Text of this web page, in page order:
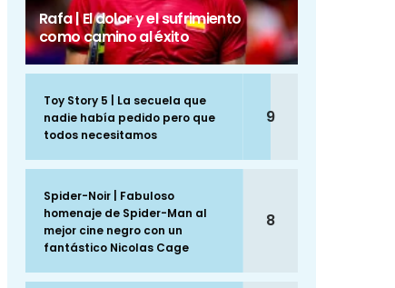
Rafa | El dolor y el sufrimiento
como camino al éxito
Toy Story 5 | La secuela que
nadie había pedido pero que
todos necesitamos
9
Spider-Noir | Fabuloso
homenaje de Spider-Man al
mejor cine negro con un
fantástico Nicolas Cage
8